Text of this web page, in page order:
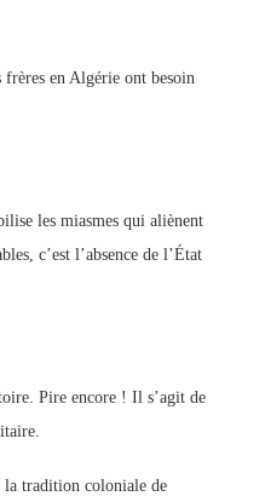
frères en Algérie ont besoin
les miasmes qui aliènent
c’est l’absence de l’État
Pire encore ! Il s’agit de
la tradition coloniale de